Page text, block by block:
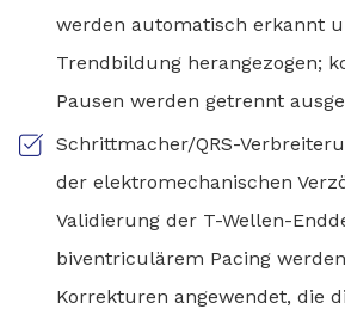
werden automatisch erkannt
Trendbildung herangezogen;
Pausen werden getrennt
Schrittmacher/QRS-
der elektromechanischen
Validierung der T-Wellen-
biventriculärem Pacing
Korrekturen angewendet, die